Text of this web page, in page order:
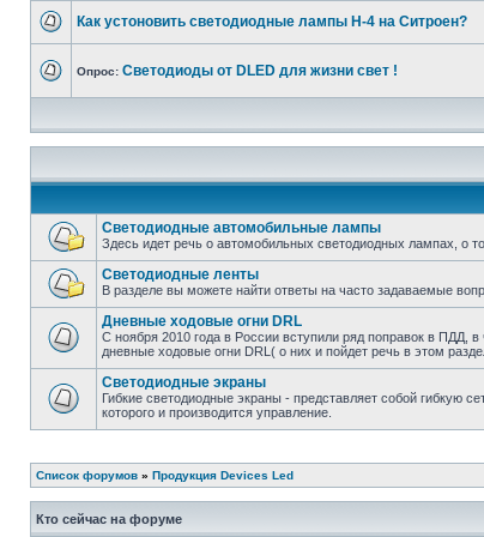
Как устоновить светодиодные лампы H-4 на Ситроен?
Опрос: Светодиоды от DLED для жизни свет !
Светодиодные автомобильные лампы
Здесь идет речь о автомобильных светодиодных лампах, о
Светодиодные ленты
В разделе вы можете найти ответы на часто задаваемые
Дневные ходовые огни DRL
С ноября 2010 года в России вступили ряд поправок в ПДД,
дневные ходовые огни DRL( о них и пойдет речь в этом
Светодиодные экраны
Гибкие светодиодные экраны - представляет собой гибкую
которого и производится управление.
Список форумов » Продукция Devices Led
Кто сейчас на форуме